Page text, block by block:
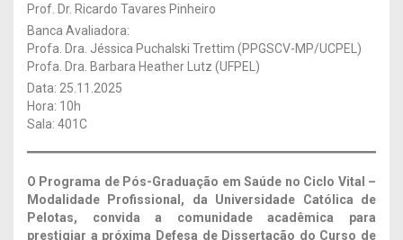
Prof. Dr. Ricardo Tavares Pinheiro
Banca Avaliadora:
Profa. Dra. Jéssica Puchalski Trettim (PPGSCV-MP/UCPEL)
Profa. Dra. Barbara Heather Lutz (UFPEL)
Data: 25.11.2025
Hora: 10h
Sala: 401C
O Programa de Pós-Graduação em Saúde no Ciclo Vital –
Modalidade Profissional, da Universidade Católica de
Pelotas, convida a comunidade acadêmica para
prestigiar a próxima Defesa de Dissertação do Curso de